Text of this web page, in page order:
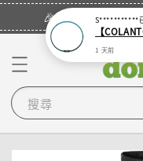
🎉登入會員・領取
搜尋
S***********
1 天前